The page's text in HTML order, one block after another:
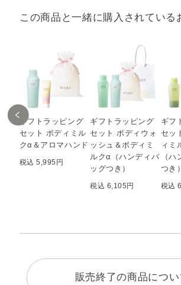
この商品と一緒に購入されている
ギフトラッピング
セット ボディミル
クα＆アロマハンド
税込 5,995円
ギフトラッピング
セット ボディウォ
ッシュ＆ボディミ
ルクα（ハンディバ
ッグつき）
税込 6,105円
ギフ
セッ
ィミ
（
つき）
税込
販売終了の商品につい